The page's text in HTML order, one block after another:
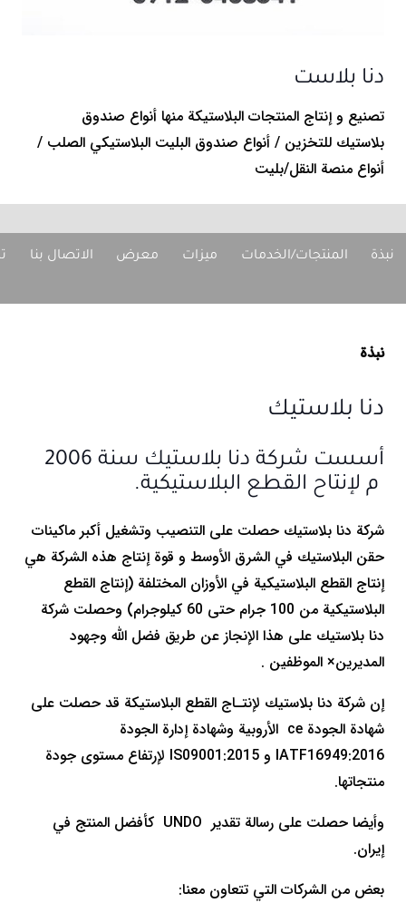
دنا بلاست
تصنيع و إنتاج المنتجات البلاستيكة منها أنواع صندوق
بلاستيك للتخزين / أنواع صندوق البليت البلاستيكي الصلب /
أنواع منصة النقل/بليت
نبذة المنتجات/الخدمات ميزات معرض الاتصال بنا
نبذة
دنا بلاستيك
أسست شركة دنا بلاستيك سنة 2006
م لإنتاح القطع البلاستيكية.
شركة دنا بلاستيك حصلت على التنصيب وتشغيل أكبر ماكينات
حقن البلاستيك في الشرق الأوسط و قوة إنتاج هذه الشركة هي
إنتاج القطع البلاستيكية في الأوزان المختلفة (إنتاج القطع
البلاستيكية من 100 جرام حتى 60 كيلوجرام) وحصلت شركة
دنا بلاستيك على هذا الإنجاز عن طريق فضل الله وجهود
المديرين× الموظفين .
إن شركة دنا بلاستيك لإنتـاج القطع البلاستيكة قد حصلت على
شهادة الجودة ce الأروبية وشهادة إدارة الجودة
IATF16949:2016 و IS09001:2015 لإرتفاع مستوى جودة
منتجاتها.
وأيضا حصلت على رسالة تقدير UNDO كأفضل المنتج في
إيران.
بعض من الشركات التي تتعاون معنا: